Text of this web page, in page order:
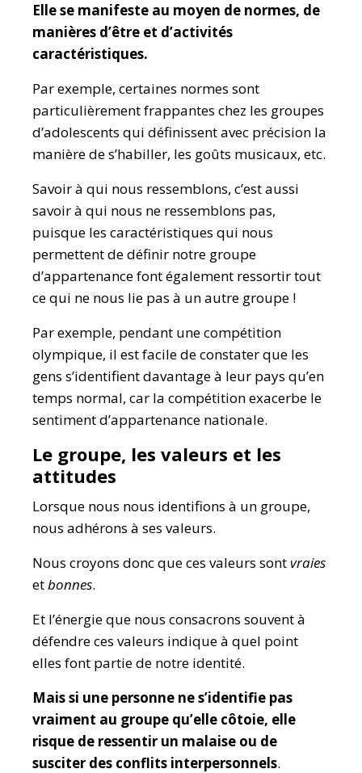
Elle se manifeste au moyen de normes, de
manières d’être et d’activités
caractéristiques.
Par exemple, certaines normes sont
particulièrement frappantes chez les groupes
d’adolescents qui définissent avec précision la
manière de s’habiller, les goûts musicaux, etc.
Savoir à qui nous ressemblons, c’est aussi
savoir à qui nous ne ressemblons pas,
puisque les caractéristiques qui nous
permettent de définir notre groupe
d’appartenance font également ressortir tout
ce qui ne nous lie pas à un autre groupe !
Par exemple, pendant une compétition
olympique, il est facile de constater que les
gens s’identifient davantage à leur pays qu’en
temps normal, car la compétition exacerbe le
sentiment d’appartenance nationale.
Le groupe, les valeurs et les
attitudes
Lorsque nous nous identifions à un groupe,
nous adhérons à ses valeurs.
Nous croyons donc que ces valeurs sontvraies
etbonnes.
Et l’énergie que nous consacrons souvent à
défendre ces valeurs indique à quel point
elles font partie de notre identité.
Mais si une personne ne s’identifie pas
vraiment au groupe qu’elle côtoie, elle
risque de ressentir un malaise ou de
susciter des conflits interpersonnels.